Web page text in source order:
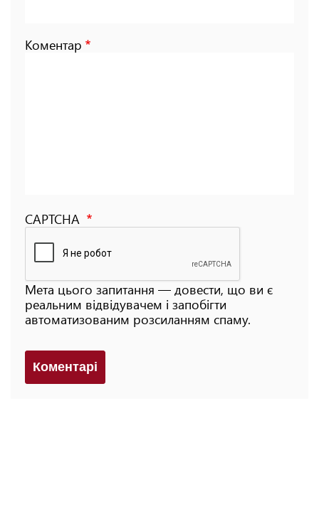
Коментар
CAPTCHA
Мета цього запитання — довести, що ви є
реальним відвідувачем і запобігти
автоматизованим розсиланням спаму.
Коментарi